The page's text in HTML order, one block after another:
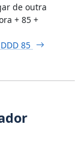
de outra
+ 85 +
85